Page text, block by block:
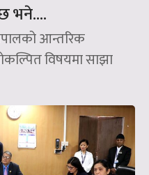
भने….
आन्तरिक
विषयमा साझा